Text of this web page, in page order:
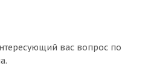
вас вопрос по